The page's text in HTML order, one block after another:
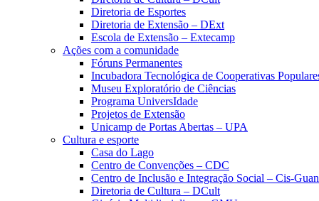
Diretoria de Esportes
Diretoria de Extensão – DExt
Escola de Extensão – Extecamp
Ações com a comunidade
Fóruns Permanentes
Incubadora Tecnológica de Cooperativas
Museu Exploratório de Ciências
Programa UniversIdade
Projetos de Extensão
Unicamp de Portas Abertas – UPA
Cultura e esporte
Casa do Lago
Centro de Convenções – CDC
Centro de Inclusão e Integração Social – Cis-
Diretoria de Cultura – DCult